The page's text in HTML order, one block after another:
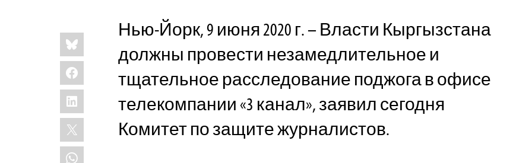
Share
this:
Bluesky
Facebook
LinkedIn
X
WhatsApp
Нью-Йорк, 9 июня 2020 г. – Власти Кыргызстана
должны провести незамедлительное и
тщательное расследование поджога в офисе
телекомпании «3 канал», заявил сегодня
Комитет по защите журналистов.